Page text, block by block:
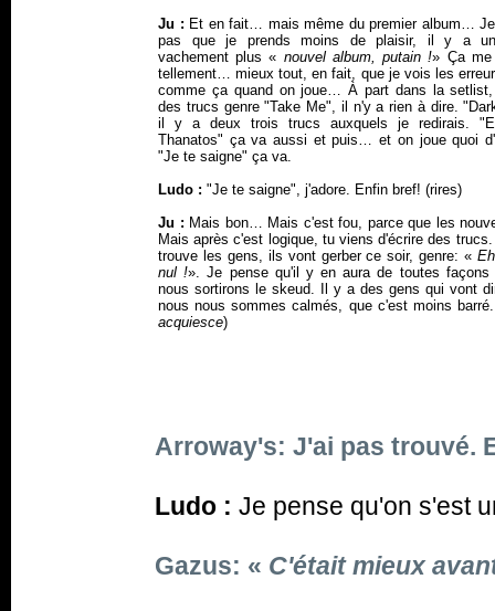
Ju : Et en fait… mais même du premier album…
pas que je prends moins de plaisir, il y a
vachement plus « nouvel album, putain !» Ça me
tellement… mieux tout, en fait, que je vois les
comme ça quand on joue… À part dans la
des trucs genre "Take Me", il n'y a rien à dire.
il y a deux trois trucs auxquels je redirais.
Thanatos" ça va aussi et puis… et on joue quoi
"Je te saigne" ça va.
Ludo : "Je te saigne", j'adore. Enfin bref! (rires)
Ju : Mais bon… Mais c'est fou, parce que les
Mais après c'est logique, tu viens d'écrire des
trouve les gens, ils vont gerber ce soir, genre: «
nul !». Je pense qu'il y en aura de toutes façons
nous sortirons le skeud. Il y a des gens qui vont
nous nous sommes calmés, que c'est moins
acquiesce)
Arroway's: J'ai pas trouvé.
Ludo : Je pense qu'on s'est
Gazus: « C'était mieux